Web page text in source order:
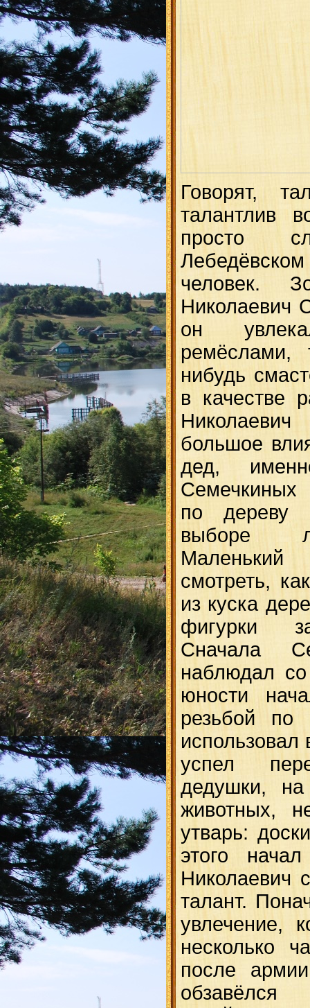
Говорят,
талантлив
просто
человек.
Николаевич
он
нибудь
в качестве
большое
дед,
Семечкиных
по дереву
выборе
смотреть,
из куска
фигурки
Сначала
наблюдал
юности
резьбой по
использовал
успел
дедушки, на
животных,
утварь:
этого
Николаевич
талант.
увлечение,
несколько
после